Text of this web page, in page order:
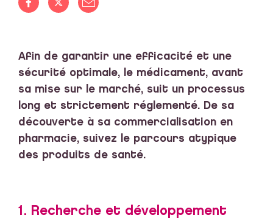
Afin de garantir une efficacité et une
sécurité optimale, le médicament, avant
sa mise sur le marché, suit un processus
long et strictement réglementé. De sa
découverte à sa commercialisation en
pharmacie, suivez le parcours atypique
des produits de santé.
1. Recherche et développement